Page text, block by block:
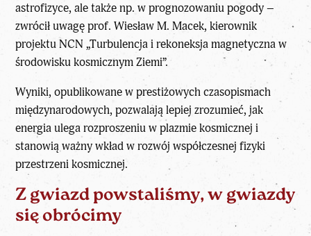
astrofizyce, ale także np. w prognozowaniu pogody –
zwrócił uwagę prof. Wiesław M. Macek, kierownik
projektu NCN „Turbulencja i rekoneksja magnetyczna w
środowisku kosmicznym Ziemi”.
Wyniki, opublikowane w prestiżowych czasopismach
międzynarodowych, pozwalają lepiej zrozumieć, jak
energia ulega rozproszeniu w plazmie kosmicznej i
stanowią ważny wkład w rozwój współczesnej fizyki
przestrzeni kosmicznej.
Z gwiazd powstaliśmy, w gwiazdy
się obrócimy